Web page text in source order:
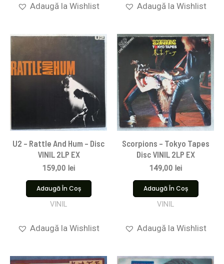
Adaugă la Wishlist Adaugă la Wishlist
U2 – Rattle And Hum – Disc
VINIL 2LP EX
159,00 lei
Adaugă În Coș
VINIL
Adaugă la Wishlist
Scorpions ‎– Tokyo Tapes
Disc VINIL 2LP EX
149,00 lei
Adaugă În Coș
VINIL
Adaugă la Wishlist